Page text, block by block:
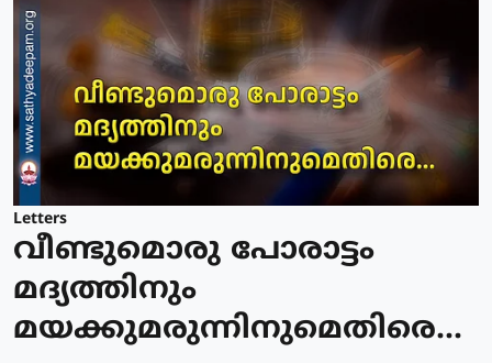
Letters
വീണ്ടുമൊരു പോരാട്ടം
മദ്യത്തിനും
മയക്കുമരുന്നിനുമെതിരെ...